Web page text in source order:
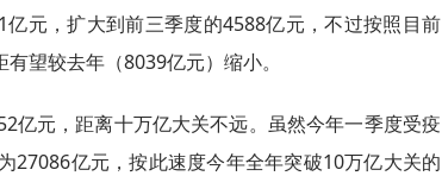
元，扩大到前三季度的4588亿元，不过按照目前
望较去年（8039亿元）缩小。
亿元，距离十万亿大关不远。虽然今年一季度受疫
27086亿元，按此速度今年全年突破10万亿大关的